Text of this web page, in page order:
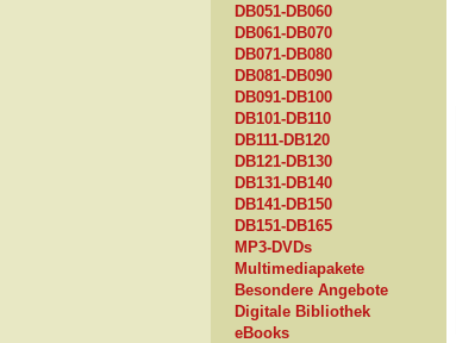
DB051-DB060
DB061-DB070
DB071-DB080
DB081-DB090
DB091-DB100
DB101-DB110
DB111-DB120
DB121-DB130
DB131-DB140
DB141-DB150
DB151-DB165
MP3-DVDs
Multimediapakete
Besondere Angebote
Digitale Bibliothek
eBooks